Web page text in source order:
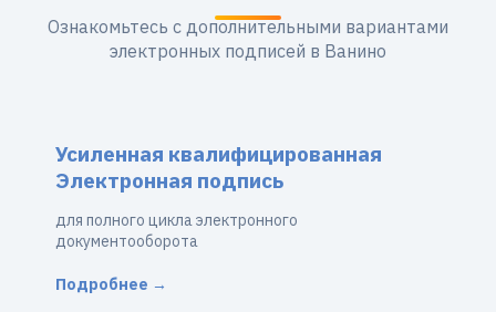
Ознакомьтесь с дополнительными вариантами
электронных подписей в Ванино
Усиленная квалифицированная
Электронная подпись
для полного цикла электронного
документооборота
Подробнее →